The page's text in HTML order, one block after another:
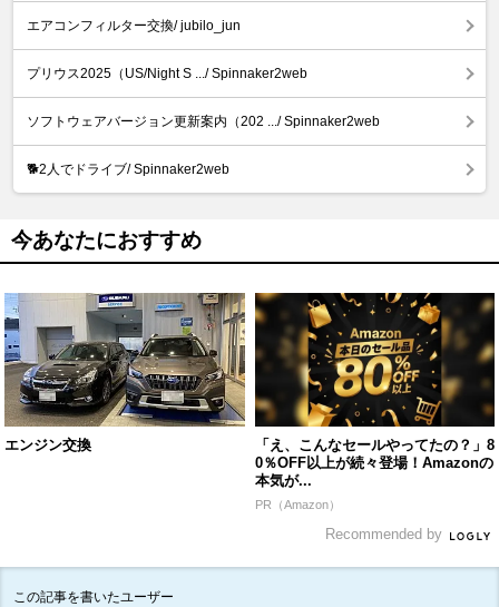
エアコンフィルター交換/ jubilo_jun
プリウス2025（US/Night S .../ Spinnaker2web
ソフトウェアバージョン更新案内（202 .../ Spinnaker2web
🐕️2人でドライブ/ Spinnaker2web
今あなたにおすすめ
エンジン交換
「え、こんなセールやってたの？」8
0％OFF以上が続々登場！Amazonの
本気が...
PR（Amazon）
Recommended by
この記事を書いたユーザー